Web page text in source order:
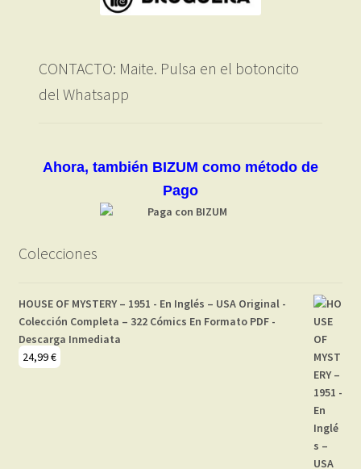
CONTACTO: Maite. Pulsa en el botoncito
del Whatsapp
Ahora, también BIZUM como método de
Pago
Colecciones
HOUSE OF MYSTERY – 1951 - En Inglés – USA Original -
Colección Completa – 322 Cómics En Formato PDF -
Descarga Inmediata
24,99€